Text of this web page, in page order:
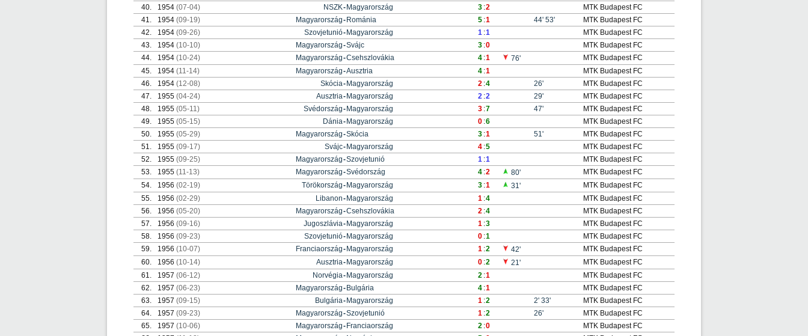
40.
1954 (07-04) NSZK- Magyarország 3 :2
MTK Budapest FC
41.
1954 (09-19) Magyarország- Románia 5 :1 44' 53'
MTK Budapest FC
42.
1954 (09-26) Szovjetunió- Magyarország 1 :1
MTK Budapest FC
43.
1954 (10-10) Magyarország-Svájc 3 :0
MTK Budapest FC
44.
1954 (10-24) Magyarország-Csehszlovákia 4 :1 76'
MTK Budapest FC
45.
1954 (11-14) Magyarország-Ausztria 4 :1
MTK Budapest FC
46.
1954 (12-08) Skócia- Magyarország 2 :4 26'
MTK Budapest FC
47.
1955 (04-24) Ausztria- Magyarország 2 :2 29'
MTK Budapest FC
48.
1955 (05-11) Svédország- Magyarország 3 :7 47'
MTK Budapest FC
49.
1955 (05-15) Dánia- Magyarország 0 :6
MTK Budapest FC
50.
1955 (05-29) Magyarország-Skócia 3 :1 51'
MTK Budapest FC
51.
1955 (09-17) Svájc- Magyarország 4 :5
MTK Budapest FC
52.
1955 (09-25) Magyarország-Szovjetunió 1 :1
MTK Budapest FC
53.
1955 (11-13) Magyarország-Svédország 4 :2 80'
MTK Budapest FC
54.
1956 (02-19) Törökország- Magyarország 3 :1 31'
MTK Budapest FC
55.
1956 (02-29) Libanon- Magyarország 1 :4
MTK Budapest FC
56.
1956 (05-20) Magyarország-Csehszlovákia 2 :4
MTK Budapest FC
57.
1956 (09-16) Jugoszlávia- Magyarország 1 :3
MTK Budapest FC
58.
1956 (09-23) Szovjetunió- Magyarország 0 :1
MTK Budapest FC
59.
1956 (10-07) Franciaország- Magyarország 1 :2 42'
MTK Budapest FC
60.
1956 (10-14) Ausztria- Magyarország 0 :2 21'
MTK Budapest FC
61.
1957 (06-12) Norvégia- Magyarország 2 :1
MTK Budapest FC
62.
1957 (06-23) Magyarország- Bulgária 4 :1
MTK Budapest FC
63.
1957 (09-15) Bulgária- Magyarország 1 :2 2' 33'
MTK Budapest FC
64.
1957 (09-23) Magyarország-Szovjetunió 1 :2 26'
MTK Budapest FC
65.
1957 (10-06) Magyarország- Franciaország 2 :0
MTK Budapest FC